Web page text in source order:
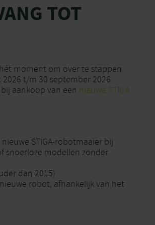
TOT
moment om over te stappen
t/m 30 september 2026
aankoop van een nieuwe STIGA
STIGA-robotmaaier bij
snoerloze modellen zonder
dan 2015)
robot, afhankelijk van het